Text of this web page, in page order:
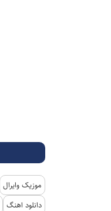
موزیک وایرال
دانلود اهنگ